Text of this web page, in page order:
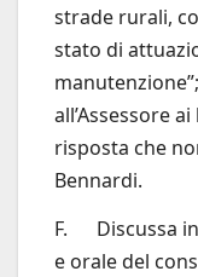
strade rurali,
stato di
all’Assessore
risposta che
Bennardi.
F. Discussa
e orale del